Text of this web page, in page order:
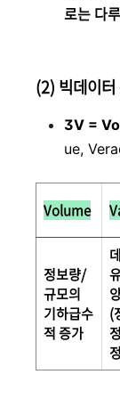
로는 다
(2) 빅데이
3V =
ue,
Volume
정보량/
규모의
기하급수
적 증가
(